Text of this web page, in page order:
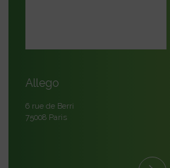
Allego
6 rue de Berri
75008 Paris